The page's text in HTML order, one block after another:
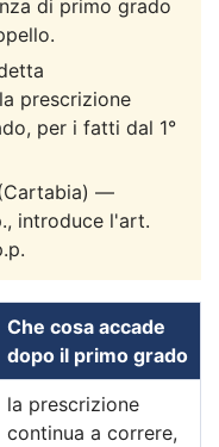
di primo grado
prescrizione
per i fatti dal 1°
—
introduce l'art.
Che cosa accade
dopo il primo grado
la prescrizione
continua a correre,